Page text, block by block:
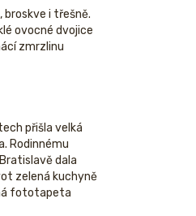
broskve i třešně.
ovocné dvojice
zmrzlinu
přišla velká
Rodinnému
dala
zelená kuchyně
fototapeta